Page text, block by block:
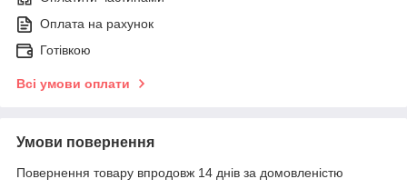
Оплата на рахунок
Готівкою
Всі умови оплати
Умови повернення
Повернення товару впродовж 14 днів за домовленістю